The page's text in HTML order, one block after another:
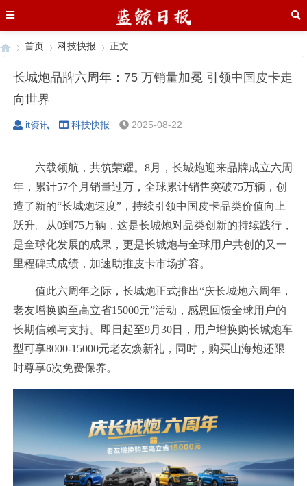
›
首页
›
科技快报 正文
长城炮品牌六周年：75 万销量加冕 引领中国皮卡走
向世界
it资讯 科技快报 2025-08-22
六载领航，共筑荣耀。8月，长城炮迎来品牌成立六周
年，累计57个月销量过万，全球累计销售突破75万辆，创
造了新的“长城炮速度”，持续引领中国皮卡品类价值向上
跃升。从0到75万辆，这是长城炮对品类创新的持续践行，
是全球化发展的成果，更是长城炮与全球用户共创的又一
里程碑式成绩，加速助推皮卡市场扩容。
值此六周年之际，长城炮正式推出“庆长城炮六周年，
老友增换购至高立省15000元”活动，感恩回馈全球用户的
长期信赖与支持。即日起至9月30日，用户增换购长城炮车
型可享8000-15000元老友焕新礼，同时，购买山海炮还限
时尊享6次免费保养。